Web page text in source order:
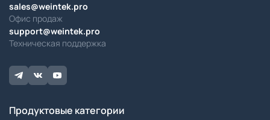
Офис продаж
sales@weintek.pro
Техническая поддержка
support@weintek.pro
Продуктовые категории